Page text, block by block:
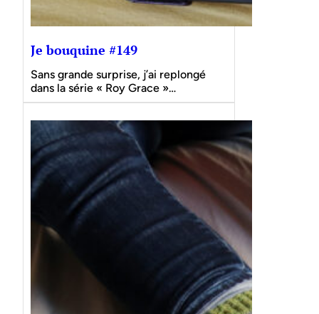
Je bouquine #149
Sans grande surprise, j’ai replongé
dans la série « Roy Grace »…